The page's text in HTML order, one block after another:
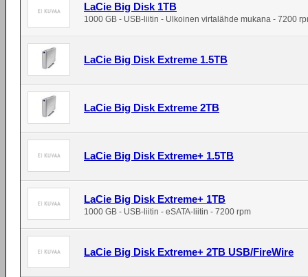
LaCie Big Disk 1TB
1000 GB - USB-liitin - Ulkoinen virtalähde mukana - 7200
LaCie Big Disk Extreme 1.5TB
LaCie Big Disk Extreme 2TB
LaCie Big Disk Extreme+ 1.5TB
LaCie Big Disk Extreme+ 1TB
1000 GB - USB-liitin - eSATA-liitin - 7200 rpm
LaCie Big Disk Extreme+ 2TB USB/FireWire